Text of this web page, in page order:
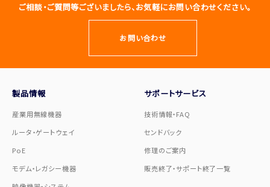
ご相談・ご質問等ございましたら、お気軽にお問い合わせください。
お問い合わせ
製品情報
産業用無線機器
ルータ・ゲートウェイ
PoE
モデム・レガシー機器
サポートサービス
技術情報・FAQ
センドバック
修理のご案内
販売終了・サポート終了一覧